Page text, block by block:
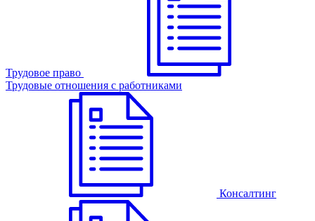
Трудовое право
Трудовые отношения с работниками
Консалтинг